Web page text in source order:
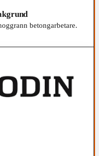
betongarbetare.